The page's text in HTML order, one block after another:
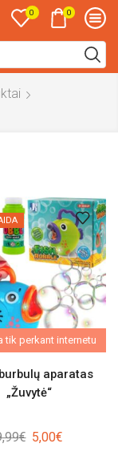
0 0
tik perkant internetu
aparatas
„Žuvytė“
€ Original
5,00€Current